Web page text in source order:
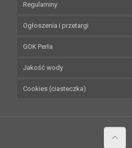
Regulaminy
Ogłoszenia i przetargi
GOK Perła
Jakość wody
Cookies (ciasteczka)